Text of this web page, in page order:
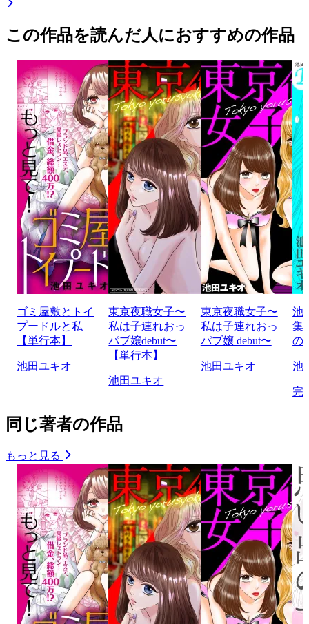
この作品を読んだ人におすすめの作品
ゴミ屋敷とトイ
プードルと私
【単行本】
池田ユキオ
東京夜職女子〜
私は子連れおっ
パブ嬢debut〜
【単行本】
池田ユキオ
東京夜職女子〜
私は子連れおっ
パブ嬢 debut〜
池田ユキオ
池
集
の
池
完
同じ著者の作品
もっと見る